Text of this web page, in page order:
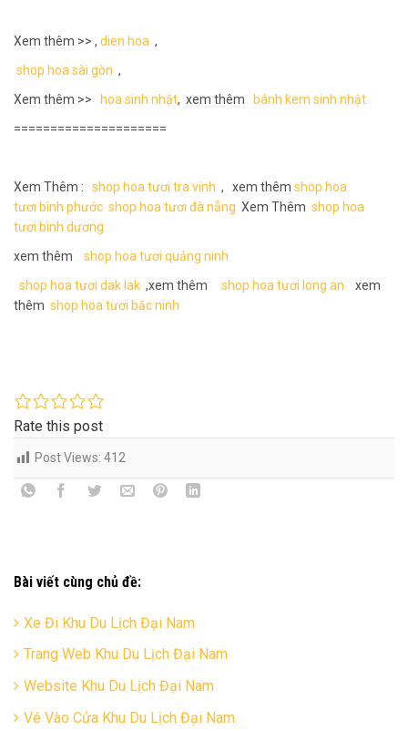
Xem thêm >> , dien hoa ,
shop hoa sài gòn ,
Xem thêm >>
hoa sinh nhật, xem thêm
bánh kem sinh nhật
=====================
Xem Thêm : shop hoa tươi tra vinh , xem thêm shop hoa
tươi bình phước shop hoa tươi đà nẵng Xem Thêm shop hoa
tươi bình dương
xem thêm shop hoa tươi quảng ninh
shop hoa tươi dak lak ,xem thêm shop hoa tươi long an xem
thêm shop hoa tươi băc ninh
Rate this post
Post Views: 412
Bài viết cùng chủ đề:
Xe Đi Khu Du Lịch Đại Nam
Trang Web Khu Du Lịch Đại Nam
Website Khu Du Lịch Đại Nam
Vé Vào Cửa Khu Du Lịch Đại Nam